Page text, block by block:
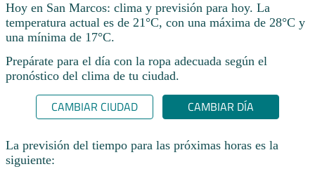
Hoy en San Marcos: clima y previsión para hoy. La
temperatura actual es de 21°C, con una máxima de 28°C y
una mínima de 17°C.​
Prepárate para el día con la ropa adecuada según el
pronóstico del clima de tu ciudad.​
CAMBIAR CIUDAD CAMBIAR DÍA
La previsión del tiempo para las próximas horas es la
siguiente: